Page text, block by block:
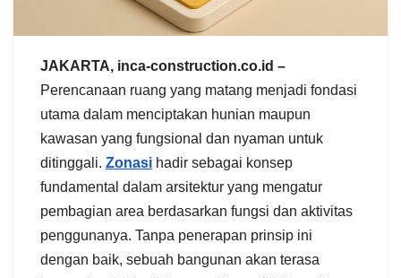
JAKARTA, inca-construction.co.id –
Perencanaan ruang yang matang menjadi fondasi
utama dalam menciptakan hunian maupun
kawasan yang fungsional dan nyaman untuk
ditinggali. Zonasi hadir sebagai konsep
fundamental dalam arsitektur yang mengatur
pembagian area berdasarkan fungsi dan aktivitas
penggunanya. Tanpa penerapan prinsip ini
dengan baik, sebuah bangunan akan terasa